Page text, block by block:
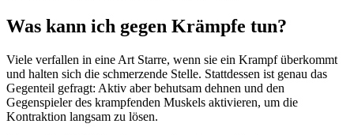
Was kann ich gegen Krämpfe tun?
Viele verfallen in eine Art Starre, wenn sie ein Krampf überkommt
und halten sich die schmerzende Stelle. Stattdessen ist genau das
Gegenteil gefragt: Aktiv aber behutsam dehnen und den
Gegenspieler des krampfenden Muskels aktivieren, um die
Kontraktion langsam zu lösen.